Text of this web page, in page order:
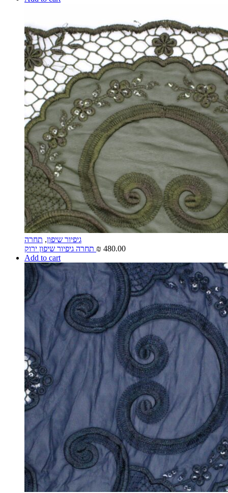
גיפיור שיפון, תחרה
₪ 480.00
Add to cart